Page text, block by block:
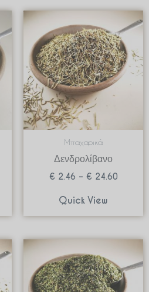
Μπαχαρικά
Δενδρολίβανο
€ 2.46 – € 24.60
range:
€ 2.46
through
€ 24.60
Quick View
range:
€ 2.50
through
€ 49.90